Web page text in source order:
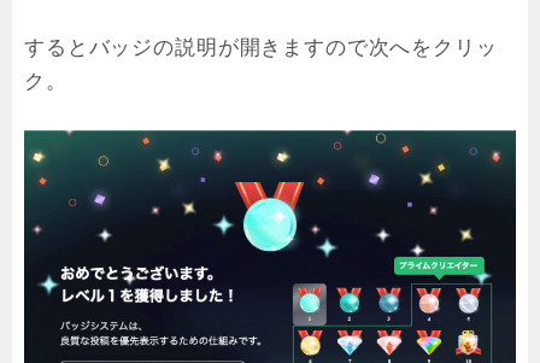
するとバッジの説明が開きますので次へをクリッ
ク。